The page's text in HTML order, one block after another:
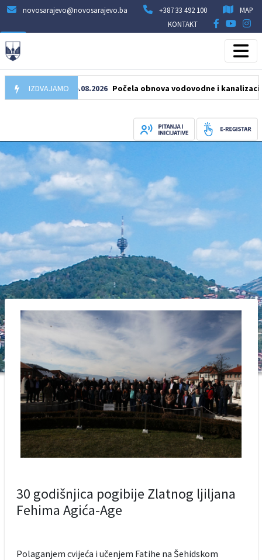
novosarajevo@novosarajevo.ba +387 33 492 100
MAP
KONTAKT
IZDVAJAMO
05.08.2026 Počela obnova vodovodne i kanalizacione
30 godišnjica pogibije Zlatnog ljiljana
Fehima Agića-Age
Polaganjem cvijeća i učenjem Fatihe na Šehidskom